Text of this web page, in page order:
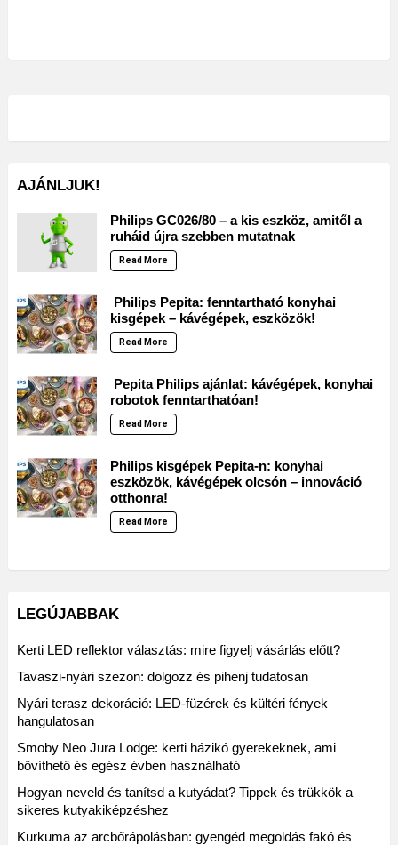
AJÁNLJUK!
Philips GC026/80 – a kis eszköz, amitől a
ruháid újra szebben mutatnak
Read More
Philips Pepita: fenntartható konyhai
kisgépek – kávégépek, eszközök!
Read More
Pepita Philips ajánlat: kávégépek, konyhai
robotok fenntarthatóan!
Read More
Philips kisgépek Pepita-n: konyhai
eszközök, kávégépek olcsón – innováció
otthonra!
Read More
LEGÚJABBAK
Kerti LED reflektor választás: mire figyelj vásárlás előtt?
Tavaszi-nyári szezon: dolgozz és pihenj tudatosan
Nyári terasz dekoráció: LED-füzérek és kültéri fények
hangulatosan
Smoby Neo Jura Lodge: kerti házikó gyerekeknek, ami
bővíthető és egész évben használható
Hogyan neveld és tanítsd a kutyádat? Tippek és trükkök a
sikeres kutyakiképzéshez
Kurkuma az arcbőrápolásban: gyengéd megoldás fakó és